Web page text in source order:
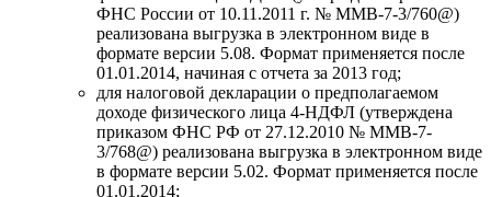
ФНС России от 10.11.2011 г. № ММВ-7-3/760@)
реализована выгрузка в электронном виде в
формате версии 5.08. Формат применяется после
01.01.2014, начиная с отчета за 2013 год;
для налоговой декларации о предполагаемом
доходе физического лица 4-НДФЛ (утверждена
приказом ФНС РФ от 27.12.2010 № ММВ-7-
3/768@) реализована выгрузка в электронном виде
в формате версии 5.02. Формат применяется после
01.01.2014;